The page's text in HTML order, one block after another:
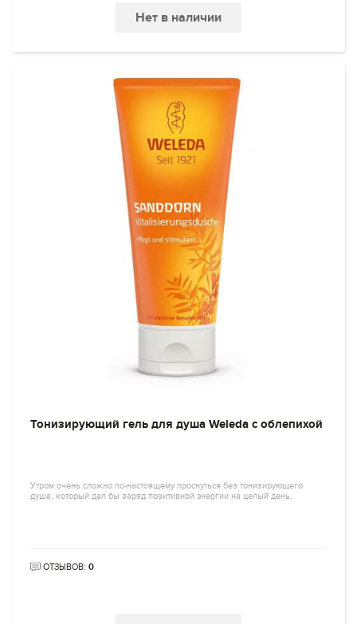
Нет в наличии
Тонизирующий гель для душа Weleda с облепихой
Утром очень сложно по-настоящему проснуться без тонизирующего
душа, который дал бы заряд позитивной энергии на целый день.
ОТЗЫВОВ: 0